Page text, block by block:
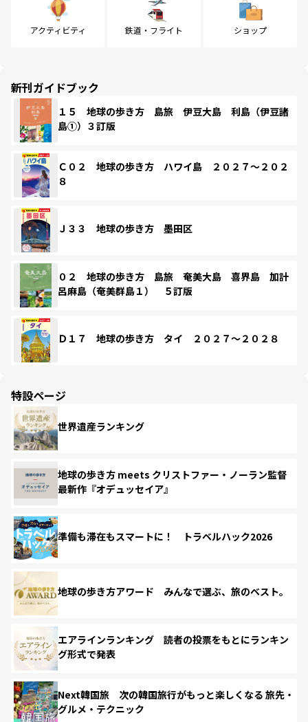
アクティビティ 鉄道・フライト ショップ
新刊ガイドブック
１５ 地球の歩き方 島旅 伊豆大島 利島（伊豆諸
島①）３訂版
Ｃ０２ 地球の歩き方 ハワイ島 ２０２７～２０２
８
Ｊ３３ 地球の歩き方 墨田区
０２ 地球の歩き方 島旅 奄美大島 喜界島 加計
呂麻島（奄美群島１） ５訂版
Ｄ１７ 地球の歩き方 タイ ２０２７～２０２８
特設ページ
世界遺産ランキング
地球の歩き方 meets クリストファー・ノーラン監督
最新作『オデュッセイア』
準備も滞在もスマートに！ トラベルハック2026
地球の歩き方アワード みんなで選ぶ、旅のベスト。
エアラインランキング 読者の投票をもとにランキン
グ形式で発表
Next韓国旅 次の韓国旅行がもっと楽しくなる 旅先・
グルメ・テクニック